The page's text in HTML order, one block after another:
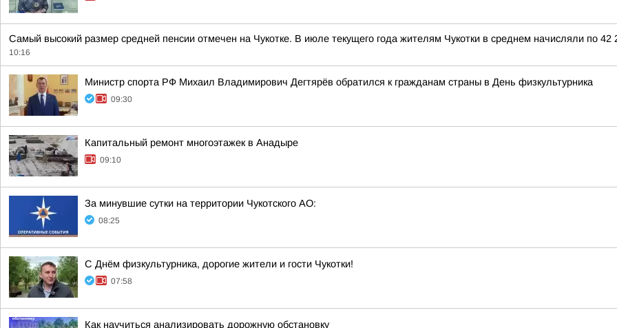
Самый высокий размер средней пенсии отмечен на Чукотке. В июле текущего года жителям Чукотки в среднем начисляли по
10:16
Министр спорта РФ Михаил Владимирович Дегтярёв обратился к гражданам страны в День физкультурника
09:30
Капитальный ремонт многоэтажек в Анадыре
09:10
За минувшие сутки на территории Чукотского АО:
08:25
С Днём физкультурника, дорогие жители и гости Чукотки!
07:58
Как научиться анализировать дорожную обстановку